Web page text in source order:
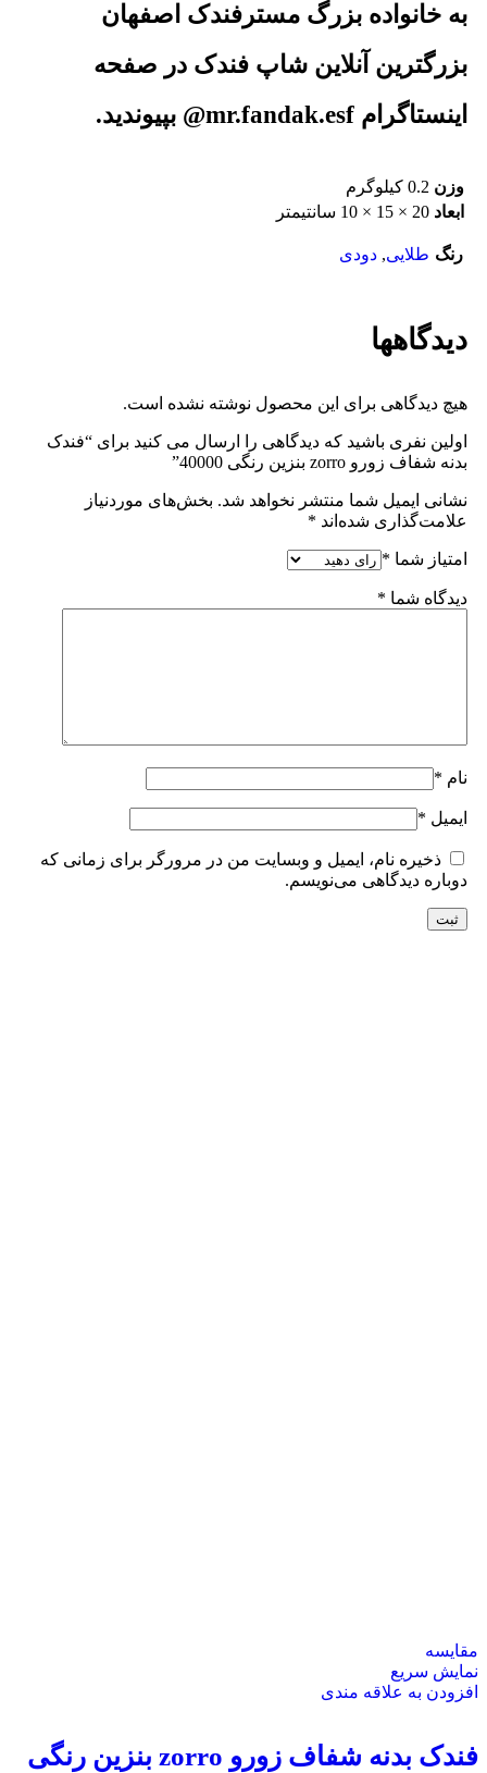
به خانواده بزرگ مسترفندک اصفهان
بزرگترین آنلاین شاپ فندک در صفحه
اینستاگرام mr.fandak.esf@ بپیوندید.
وزن 0.2 کیلوگرم
ابعاد 20 × 15 × 10 سانتیمتر
رنگ طلایی, دودی
دیدگاهها
هیچ دیدگاهی برای این محصول نوشته نشده است.
اولین نفری باشید که دیدگاهی را ارسال می کنید برای “فندک
بدنه شفاف زورو zorro بنزین رنگی 40000”
نشانی ایمیل شما منتشر نخواهد شد. بخش‌های موردنیاز
علامت‌گذاری شده‌اند *
امتیاز شما *
دیدگاه شما *
نام *
ایمیل *
ذخیره نام، ایمیل و وبسایت من در مرورگر برای زمانی که
دوباره دیدگاهی می‌نویسم.
مقايسه
نمایش سریع
افزودن به علاقه مندی
فندک بدنه شفاف زورو zorro بنزین رنگی